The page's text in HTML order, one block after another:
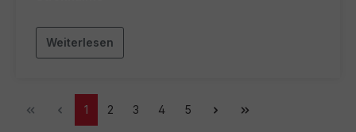
Weiterlesen
1 2 3 4 5